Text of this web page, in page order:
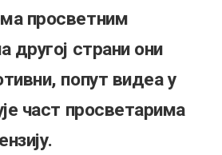
просветним
другој страни они
попут видеа у
част просветарима